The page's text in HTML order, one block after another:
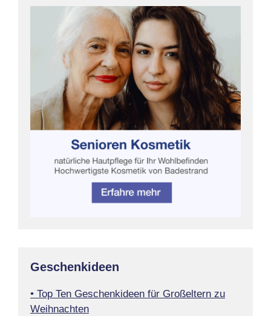
Geschenkideen
• Top Ten Geschenkideen für Großeltern zu
Weihnachten